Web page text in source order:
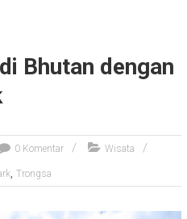
Bhutan dengan
0 Komentar Wisata
, Trongsa